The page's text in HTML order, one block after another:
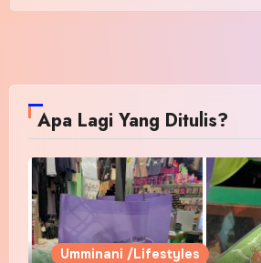
Apa Lagi Yang Ditulis?
Umminani /Lifestyles